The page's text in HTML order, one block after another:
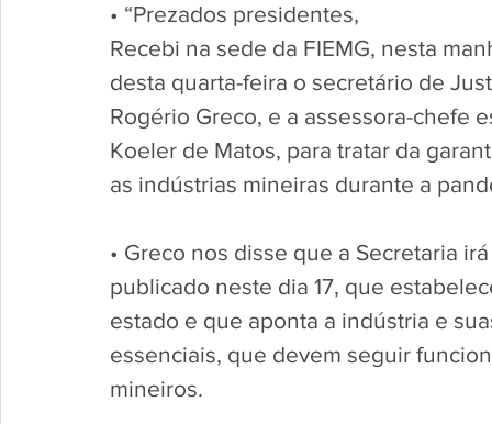
• “Prezados presidentes,
Recebi na sede da FIEMG, nesta
desta quarta-feira o secretário de
Rogério Greco, e a assessora-chefe
Koeler de Matos, para tratar da
as indústrias mineiras durante a
• Greco nos disse que a Secretaria
publicado neste dia 17, que
estado e que aponta a indústria e
essenciais, que devem seguir
mineiros.